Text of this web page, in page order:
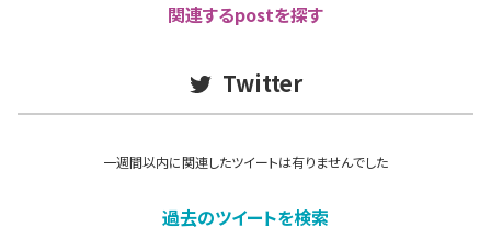
関連するpostを探す
Twitter
一週間以内に関連したツイートは有りませんでした
過去のツイートを検索